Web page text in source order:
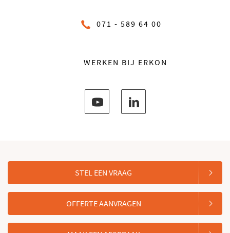
071 - 589 64 00
WERKEN BIJ ERKON
STEL EEN VRAAG
OFFERTE AANVRAGEN